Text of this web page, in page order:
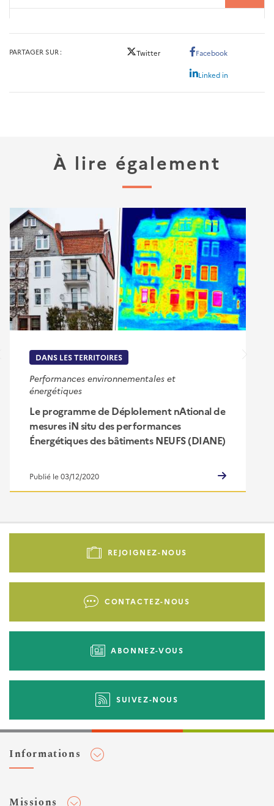
PARTAGER SUR Twitter Facebook
Linked in
À lire également
DANS LES TERRITOIRES
Performances environnementales et
énergétiques
Le programme de DéploIement nAtional de
mesures iN situ des performances
Énergétiques des bâtiments NEUFS (DIANE)
Publié le 03/12/2020
Pied
-
REJOIGNEZ-NOUS
CONTACTEZ-NOUS
ABONNEZ-VOUS
SUIVEZ-NOUS
Informations
Missions